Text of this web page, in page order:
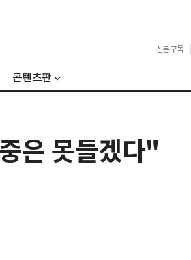
신문구독
콘텐츠판
은 못들겠다"